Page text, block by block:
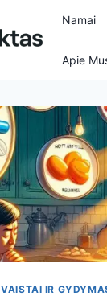
Namai
Apie
VAISTAI IR